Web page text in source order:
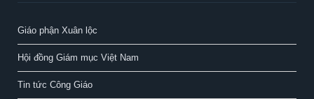
Giáo phận Xuân lộc
Hội đồng Giám mục Việt Nam
Tin tức Công Giáo